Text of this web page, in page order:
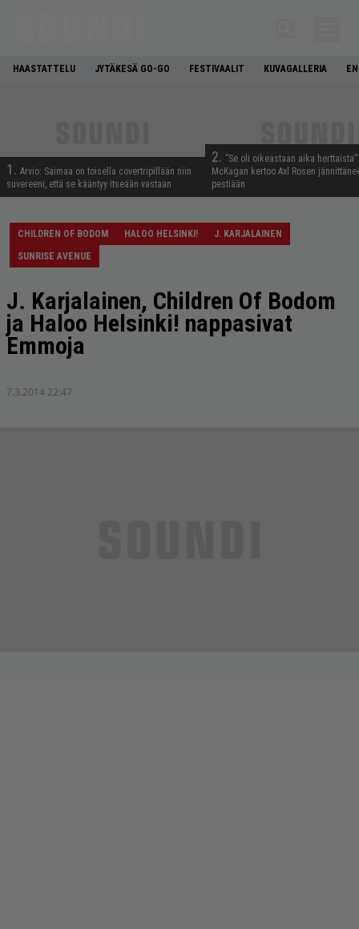
HAASTATTELU JYTÄKESÄ GO-GO FESTIVAALIT KUVAGALLERIA
1. Arvio: Saimaa on toisella covertripillään niin
suvereeni, että se kääntyy itseään vastaan
2. ”Se oli oikeastaan aika
McKagan kertoo Axl Rosen
pestiään
CHILDREN OF BODOM HALOO HELSINKI!
J. KARJALAINEN
SUNRISE AVENUE
J. Karjalainen, Children Of Bodom
ja Haloo Helsinki! nappasivat
Emmoja
7.3.2014 22:47